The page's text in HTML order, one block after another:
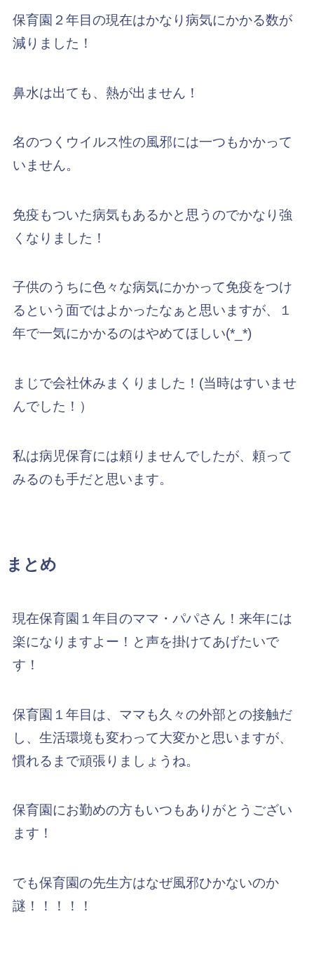
保育園２年目の現在はかなり病気にかかる数が
減りました！
鼻水は出ても、熱が出ません！
名のつくウイルス性の風邪には一つもかかって
いません。
免疫もついた病気もあるかと思うのでかなり強
くなりました！
子供のうちに色々な病気にかかって免疫をつけ
るという面ではよかったなぁと思いますが、１
年で一気にかかるのはやめてほしい(*_*)
まじで会社休みまくりました！(当時はすいませ
んでした！）
私は病児保育には頼りませんでしたが、頼って
みるのも手だと思います。
まとめ
現在保育園１年目のママ・パパさん！ 来年には
楽になりますよー！ と声を掛けてあげたいで
す！
保育園１年目は、ママも久々の外部との接触だ
し、生活環境も変わって大変かと思いますが、
慣れるまで頑張りましょうね。
保育園にお勤めの方もいつもありがとうござい
ます！
でも保育園の先生方はなぜ風邪ひかないのか
謎！！！！！